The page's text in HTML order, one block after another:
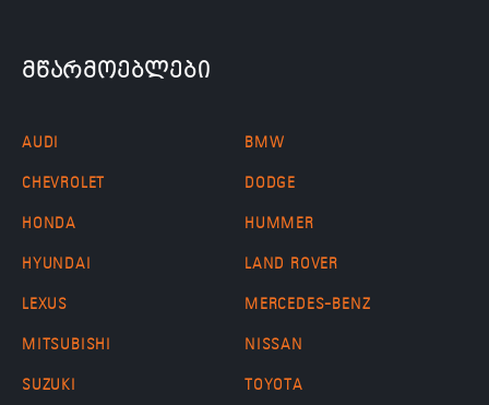
მწარმოებლები
AUDI BMW
CHEVROLET DODGE
HONDA HUMMER
HYUNDAI LAND ROVER
LEXUS MERCEDES-BENZ
MITSUBISHI NISSAN
SUZUKI TOYOTA